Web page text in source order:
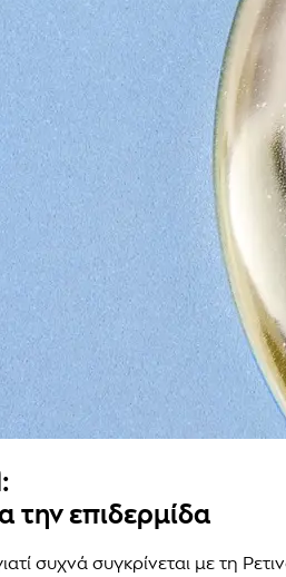
την επιδερμίδα
συχνά συγκρίνεται με τη